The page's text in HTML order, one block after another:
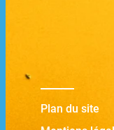
Plan du site